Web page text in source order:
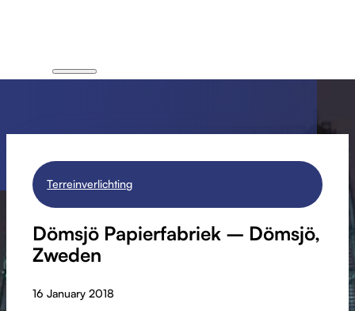
Terreinverlichting
Dömsjö Papierfabriek – Dömsjö,
Zweden
16 January 2018